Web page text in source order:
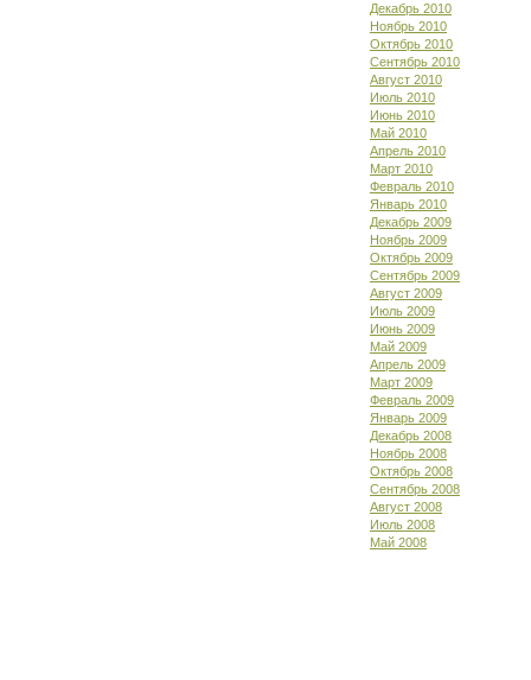
Декабрь 2010
Ноябрь 2010
Октябрь 2010
Сентябрь 2010
Август 2010
Июль 2010
Июнь 2010
Май 2010
Апрель 2010
Март 2010
Февраль 2010
Январь 2010
Декабрь 2009
Ноябрь 2009
Октябрь 2009
Сентябрь 2009
Август 2009
Июль 2009
Июнь 2009
Май 2009
Апрель 2009
Март 2009
Февраль 2009
Январь 2009
Декабрь 2008
Ноябрь 2008
Октябрь 2008
Сентябрь 2008
Август 2008
Июль 2008
Май 2008